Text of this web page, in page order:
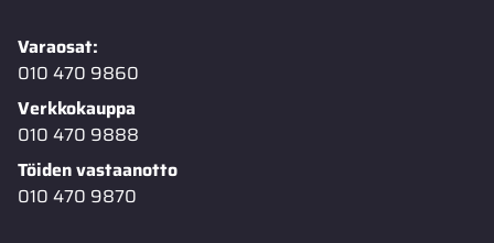
Varaosat:
010 470 9860
Verkkokauppa
010 470 9888
Töiden vastaanotto
010 470 9870